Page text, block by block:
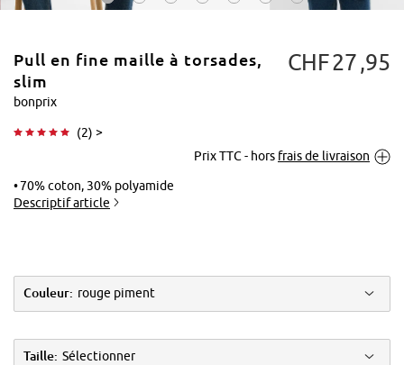
agrandir
Pull en fine maille à torsades,
slim
bonprix
(2) >
CHF27 95
Prix TTC - hors frais de livraison
70% coton, 30% polyamide
Descriptif article
Couleur: rouge piment
Taille: Sélectionner